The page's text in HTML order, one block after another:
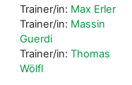
Trainer/in: Max Erler
Trainer/in: Massin
Guerdi
Trainer/in: Thomas
Wölfl